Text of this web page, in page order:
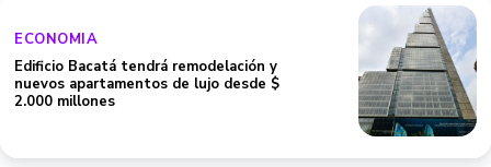
ECONOMIA
Edificio Bacatá tendrá remodelación y
nuevos apartamentos de lujo desde $
2.000 millones